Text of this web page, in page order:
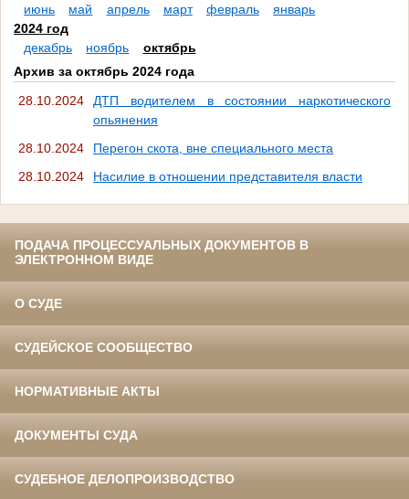
июнь
май апрель март февраль
январь
2024 год
декабрь
ноябрь
октябрь
Архив за октябрь 2024 года
28.10.2024
ДТП водителем в состоянии наркотического
опьянения
28.10.2024
Перегон скота, вне специального места
28.10.2024
Насилие в отношении представителя власти
ПОДАЧА ПРОЦЕССУАЛЬНЫХ ДОКУМЕНТОВ В
ЭЛЕКТРОННОМ ВИДЕ
О СУДЕ
СУДЕЙСКОЕ СООБЩЕСТВО
НОРМАТИВНЫЕ АКТЫ
ДОКУМЕНТЫ СУДА
СУДЕБНОЕ ДЕЛОПРОИЗВОДСТВО